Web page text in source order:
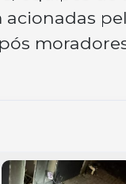
acionadas